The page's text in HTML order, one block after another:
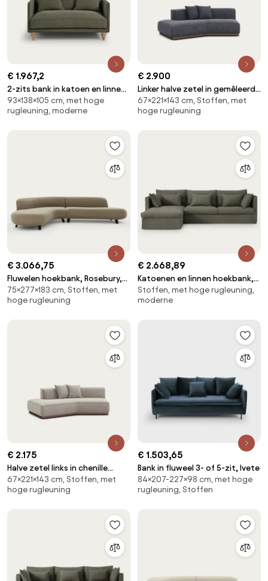
€ 1.967,2
2-zits bank in katoen en linnen,
Lazare
93×138×105 cm, met hoge
rugleuning, moderne
€ 2.900
Linker halve zetel in gemêleerde
stof, JACOPO
67×221×143 cm, Stoffen, met
hoge rugleuning
€ 3.066,75
Fluwelen hoekbank, Rosebury,
ontwerp Emmanuel Gallina
75×277×183 cm, Stoffen, met
hoge rugleuning
€ 2.668,89
Katoenen en linnen hoekbank,
Camille
Stoffen, met hoge rugleuning,
moderne
€ 2.175
Halve zetel links in chenille
fluweel, JACOPO
67×221×143 cm, Stoffen, met
hoge rugleuning
€ 1.503,65
Bank in fluweel 3- of 5-zit, Ivete
84×207-227×98 cm, met hoge
rugleuning, Stoffen